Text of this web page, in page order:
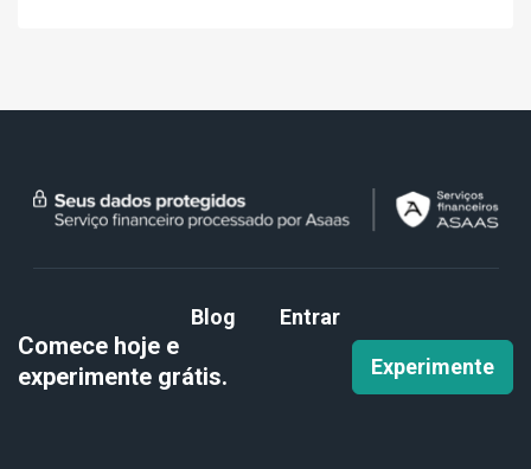
Blog Entrar
Comece hoje e
experimente grátis. Experimente